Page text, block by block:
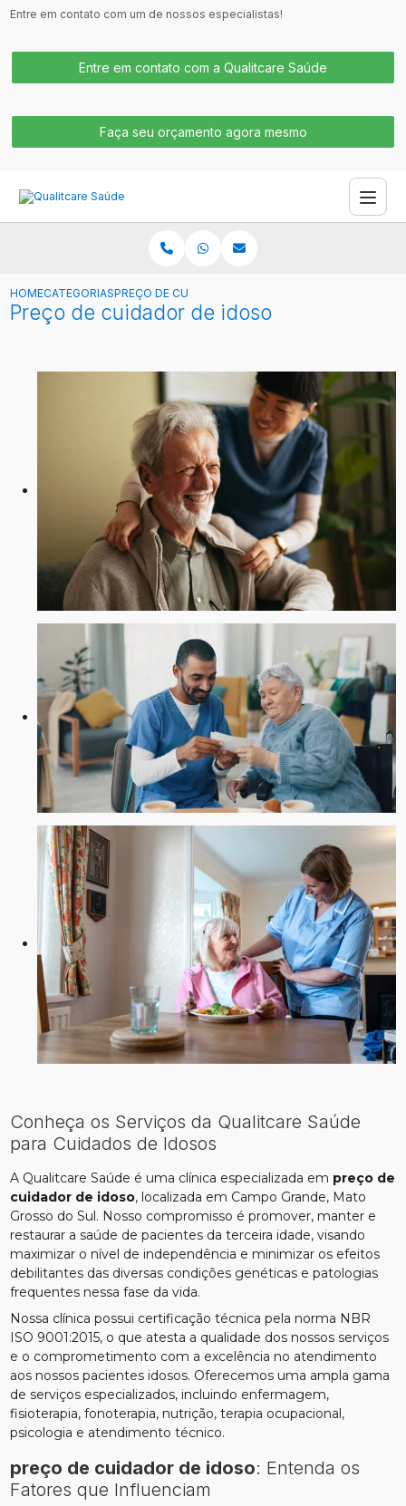
Entre em contato com um de nossos especialistas!
Entre em contato com a Qualitcare Saúde
Faça seu orçamento agora mesmo
HOMECATEGORIASPREÇO DE CUIDADOR DE IDOSO
Preço de cuidador de idoso
Conheça os Serviços da Qualitcare Saúde
para Cuidados de Idosos
A Qualitcare Saúde é uma clínica especializada em preço de
cuidador de idoso, localizada em Campo Grande, Mato
Grosso do Sul. Nosso compromisso é promover, manter e
restaurar a saúde de pacientes da terceira idade, visando
maximizar o nível de independência e minimizar os efeitos
debilitantes das diversas condições genéticas e patologias
frequentes nessa fase da vida.
Nossa clínica possui certificação técnica pela norma NBR
ISO 9001:2015, o que atesta a qualidade dos nossos serviços
e o comprometimento com a excelência no atendimento
aos nossos pacientes idosos. Oferecemos uma ampla gama
de serviços especializados, incluindo enfermagem,
fisioterapia, fonoterapia, nutrição, terapia ocupacional,
psicologia e atendimento técnico.
preço de cuidador de idoso: Entenda os
Fatores que Influenciam